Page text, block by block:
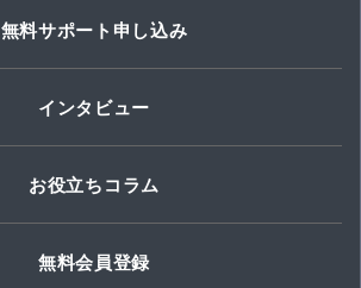
無料サポート申し込み
インタビュー
お役立ちコラム
無料会員登録